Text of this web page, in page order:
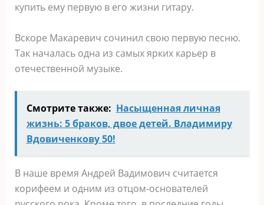
купить ему первую в его жизни гитару.
Вскоре Макаревич сочинил свою первую песню.
Так началась одна из самых ярких карьер в
отечественной музыке.
Смотрите также: Насыщенная личная
жизнь: 5 браков, двое детей. Владимиру
Вдовиченкову 50!
В наше время Андрей Вадимович считается
корифеем и одним из отцом-основателей